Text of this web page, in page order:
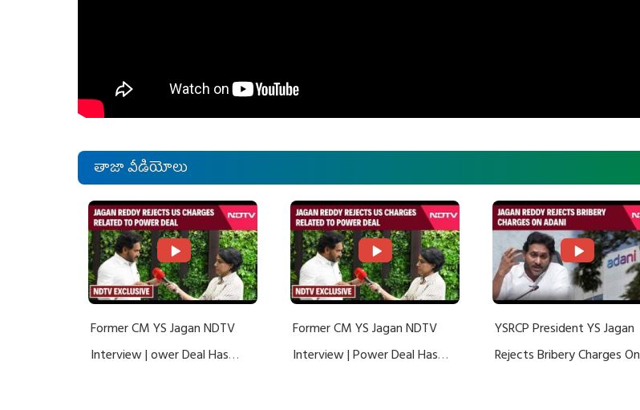
తాజా వీడియోలు
Former CM YS Jagan NDTV
Interview | ower Deal Has
Former CM YS Jagan NDTV
Interview | Power Deal Has
YSRCP President YS Jagan
Rejects Bribery Charges On